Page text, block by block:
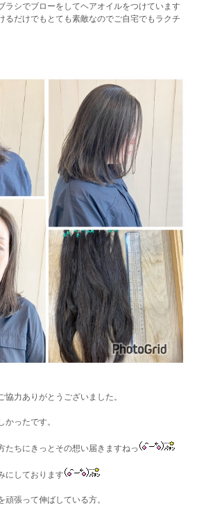
ラシでブローをしてヘアオイルをつけています
るだけでもとても素敵なのでご自宅でもラクチ
力ありがとうございました。
かったです。
たちにきっとその想い届きますねっ
にしております
張って伸ばしている方。